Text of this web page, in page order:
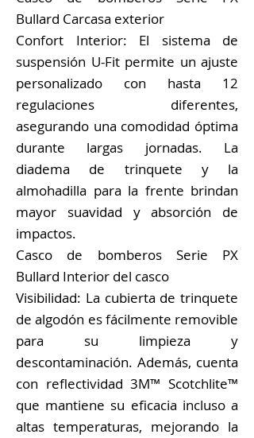
Bullard Carcasa exterior
Confort Interior: El sistema de
suspensión U-Fit permite un ajuste
personalizado con hasta 12
regulaciones diferentes,
asegurando una comodidad óptima
durante largas jornadas. La
diadema de trinquete y la
almohadilla para la frente brindan
mayor suavidad y absorción de
impactos.
Casco de bomberos Serie PX
Bullard Interior del casco
Visibilidad: La cubierta de trinquete
de algodón es fácilmente removible
para su limpieza y
descontaminación. Además, cuenta
con reflectividad 3M™ Scotchlite™
que mantiene su eficacia incluso a
altas temperaturas, mejorando la